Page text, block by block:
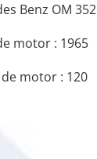
Benz OM 352
motor : 1965
motor : 120